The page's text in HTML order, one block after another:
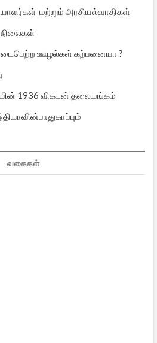
மற்றும் அரசியல்வாதிகள்
நிலைகள்
நடைபெற்ற ஊழல்கள் கற்பனையா ?
1936 விகடன் தலையங்கம்
வகைகள்